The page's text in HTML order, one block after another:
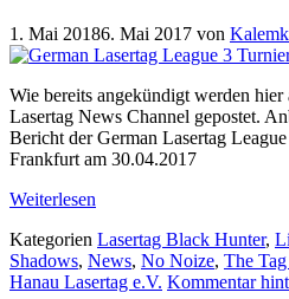
1. Mai 20186. Mai 2017 von
Wie bereits angekündigt werden
Lasertag News Channel gepostet.
Bericht der German Lasertag
Frankfurt am 30.04.2017
Weiterlesen
Kategorien Lasertag Black Hunter,
Shadows, News, No Noize, The
Hanau Lasertag e.V. Kommentar